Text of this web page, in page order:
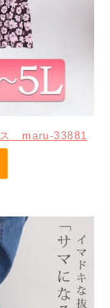
ス maru-33881